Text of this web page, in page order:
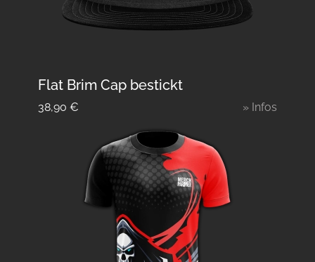
Flat Brim Cap bestickt
38,90 € » Infos